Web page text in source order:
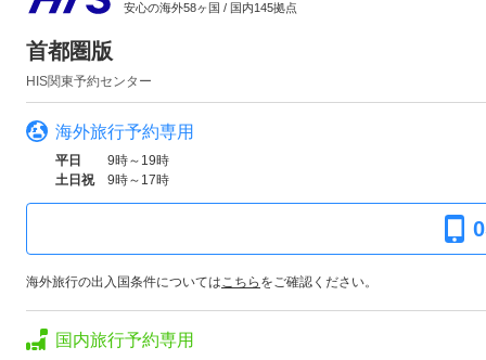
安心の海外58ヶ国 / 国内145拠点
首都圏版
HIS関東予約センター
海外旅行予約専用
平日
9時～19時
土日祝
9時～17時
海外旅行の出入国条件についてはこちら をご確認ください。
国内旅行予約専用